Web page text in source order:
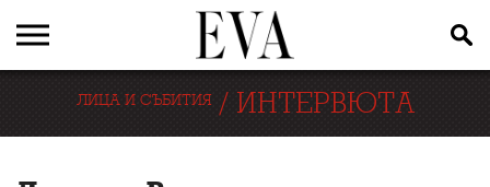
ЛИЦА И СЪБИТИЯ/ ИНТЕРВЮТА